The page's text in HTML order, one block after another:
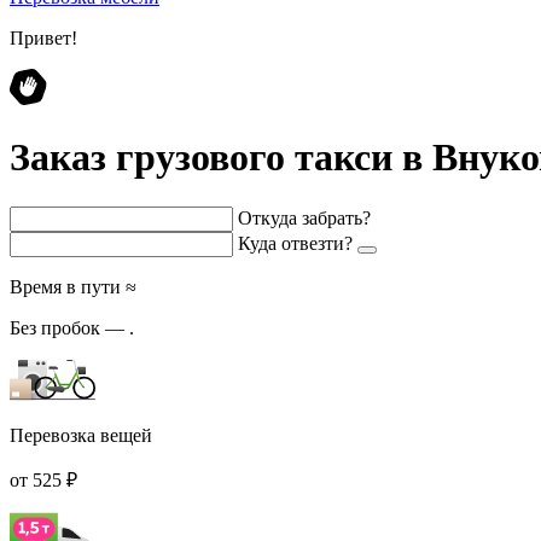
Привет!
Заказ грузового такси в
Откуда забрать?
Куда отвезти?
Время в пути ≈
Без пробок — .
Перевозка вещей
от 525 ₽